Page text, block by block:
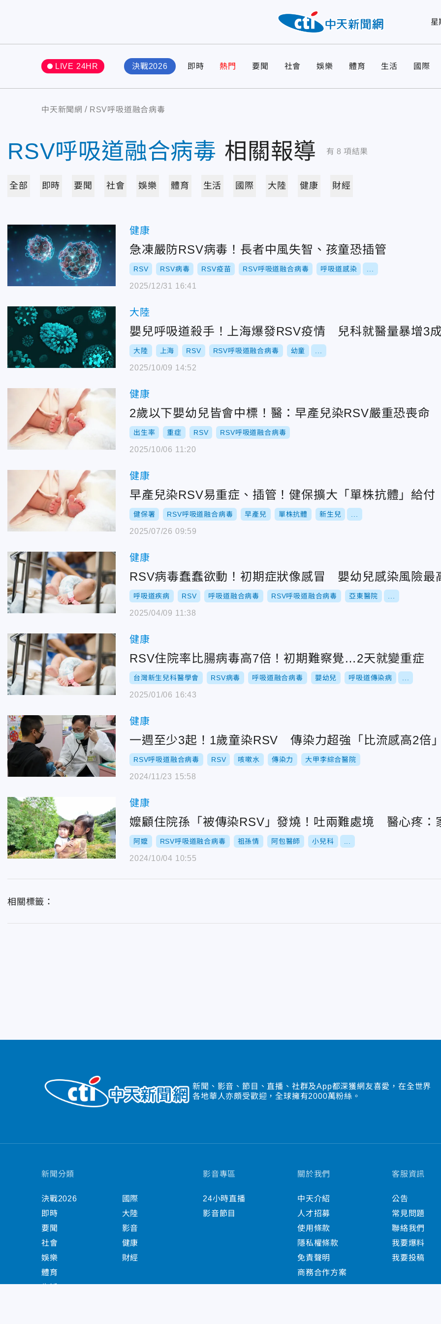
星
LIVE 24HR 決戰2026 即時 熱門 要聞 社會 娛樂 體育 生活 國際
中天新聞網 RSV呼吸道融合病毒
RSV呼吸道融合病毒 相關報導 有 8 項結果
全部 即時 要聞 社會 娛樂 體育 生活 國際 大陸 健康 財經
健康
急凍嚴防RSV病毒！長者中風失智、孩童恐插管
RSV RSV病毒 RSV疫苗 RSV呼吸道融合病毒 呼吸道感染
2025/12/31 16:41
大陸
嬰兒呼吸道殺手！上海爆發RSV疫情 兒科就醫量暴增3
大陸 上海 RSV RSV呼吸道融合病毒 幼童
2025/10/09 14:52
健康
2歲以下嬰幼兒皆會中標！醫：早產兒染RSV嚴重恐喪命
出生率 重症 RSV RSV呼吸道融合病毒
2025/10/06 11:20
健康
早產兒染RSV易重症、插管！健保擴大「單株抗體」給付
健保署 RSV呼吸道融合病毒 早產兒 單株抗體 新生兒
2025/07/26 09:59
健康
RSV病毒蠢蠢欲動！初期症狀像感冒 嬰幼兒感染風險最
呼吸道疾病 RSV 呼吸道融合病毒 RSV呼吸道融合病毒 亞東醫院
2025/04/09 11:38
健康
RSV住院率比腸病毒高7倍！初期難察覺…2天就變重症
台灣新生兒科醫學會 RSV病毒 呼吸道融合病毒 嬰幼兒 呼吸道傳染病
2025/01/06 16:43
健康
一週至少3起！1歲童染RSV 傳染力超強「比流感高2倍
RSV呼吸道融合病毒 RSV 咳嗽水 傳染力 大甲李綜合醫院
2024/11/23 15:58
健康
嬤顧住院孫「被傳染RSV」發燒！吐兩難處境 醫心疼：
阿嬤 RSV呼吸道融合病毒 祖孫情 阿包醫師 小兒科
2024/10/04 10:55
相關標籤：
新聞、影音、節目、直播、社群及App都深獲網友喜愛，在全世界
各地華人亦頗受歡迎，全球擁有2000萬粉絲。
新聞分類
決戰2026
即時
要聞
社會
娛樂
體育
國際
大陸
影音
健康
財經
影音專區
24小時直播
影音節目
關於我們
中天介紹
人才招募
使用條款
隱私權條款
免責聲明
商務合作方案
客服資訊
公告
常見問題
聯絡我們
我要爆料
我要投稿